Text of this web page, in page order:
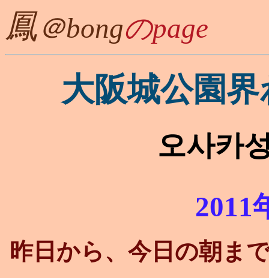
鳳＠bongのpage
大阪城公園
오사카
2011
昨日から、今日の朝ま